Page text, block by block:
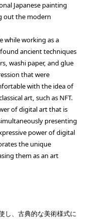
Japanese painting
out the modern
while working as a
ancient techniques
washi paper, and glue
that were
with the idea of
art, such as NFT.
of digital art that is
presenting
power of digital
the unique
them as an art
し、古典的な美術様式に